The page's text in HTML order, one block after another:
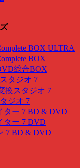
BOX ULTRA
BOX
総合BOX
タジオ 7
換スタジオ 7
ジオ 7
ター 7 BD & DVD
ター 7 DVD
7 BD & DVD